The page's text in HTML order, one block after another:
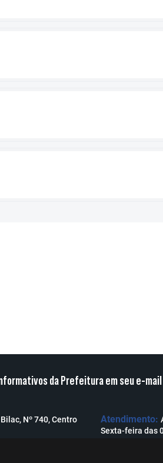
da Prefeitura em seu e-mail
Nº 740, Centro
Atendimento:
Sexta-feira das